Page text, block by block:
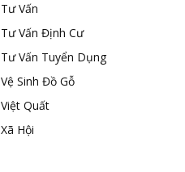
Tư Vấn
Tư Vấn Định Cư
Tư Vấn Tuyển Dụng
Vệ Sinh Đồ Gỗ
Việt Quất
Xã Hội